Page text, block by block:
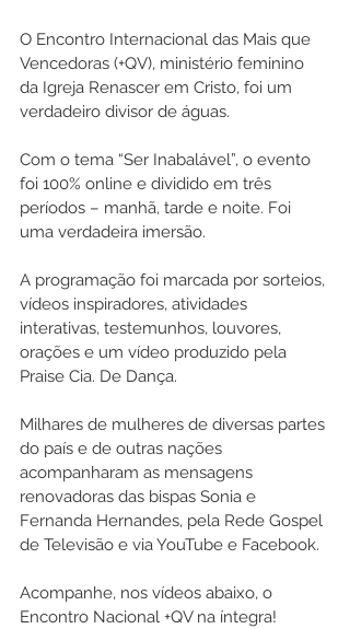
O Encontro Internacional das Mais que
Vencedoras (+QV), ministério feminino
da Igreja Renascer em Cristo, foi um
verdadeiro divisor de águas.
Com o tema “Ser Inabalável”, o evento
foi 100% online e dividido em três
períodos – manhã, tarde e noite. Foi
uma verdadeira imersão.
A programação foi marcada por sorteios,
vídeos inspiradores, atividades
interativas, testemunhos, louvores,
orações e um vídeo produzido pela
Praise Cia. De Dança.
Milhares de mulheres de diversas partes
do país e de outras nações
acompanharam as mensagens
renovadoras das bispas Sonia e
Fernanda Hernandes, pela Rede Gospel
de Televisão e via YouTube e Facebook.
Acompanhe, nos vídeos abaixo, o
Encontro Nacional +QV na íntegra!